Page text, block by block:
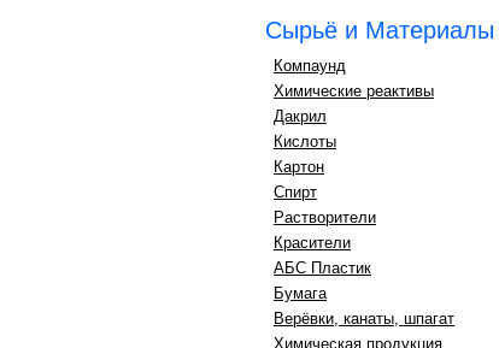
Сырьё и Материалы
Компаунд
Химические реактивы
Дакрил
Кислоты
Картон
Спирт
Растворители
Красители
АБС Пластик
Бумага
Верёвки, канаты, шпагат
Химическая продукция